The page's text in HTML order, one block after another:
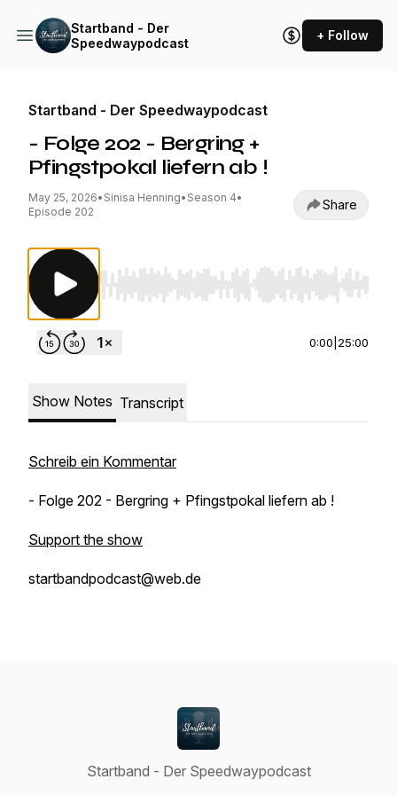
Startband - Der
Speedwaypodcast
+ Follow
Startband - Der Speedwaypodcast
- Folge 202 - Bergring +
Pfingstpokal liefern ab !
May 25, 2026• Sinisa Henning• Season 4•
Episode 202
Share
Use Left/Right to seek, Home/End to jump
0:00 25:00
Show Notes Transcript
Schreib ein Kommentar
- Folge 202 - Bergring + Pfingstpokal liefern ab !
Support the show
startbandpodcast@web.de
Startband - Der Speedwaypodcast